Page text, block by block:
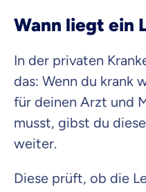
Wann liegt ein
In der privaten
das: Wenn du krank
für deinen Arzt und
musst, gibst du
weiter.
Diese prüft, ob die